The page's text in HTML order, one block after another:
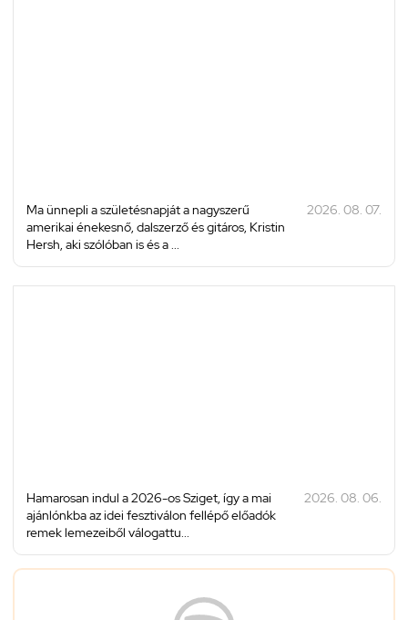
Ma ünnepli a születésnapját a nagyszerű
amerikai énekesnő, dalszerző és gitáros, Kristin
Hersh, aki szólóban is és a ...
2026. 08. 07.
Hamarosan indul a 2026-os Sziget, így a mai
ajánlónkba az idei fesztiválon fellépő előadók
remek lemezeiből válogattu...
2026. 08. 06.